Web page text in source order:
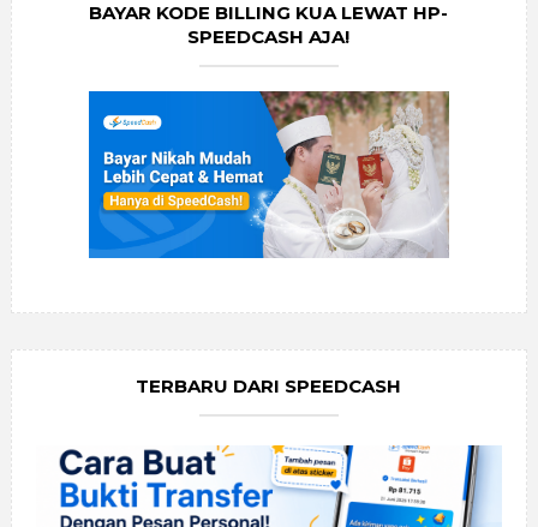
BAYAR KODE BILLING KUA LEWAT HP-
SPEEDCASH AJA!
TERBARU DARI SPEEDCASH